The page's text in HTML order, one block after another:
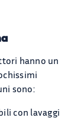
hanno un
sono:
con lavaggi